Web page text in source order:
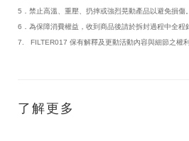
5．禁止高溫、重壓、扔摔或強烈晃動產品以避免損傷。
6．為保障消費權益，收到商品後請於拆封過程中全程
7. FILTER017 保有解釋及更動活動內容與細節之權利
了解更多